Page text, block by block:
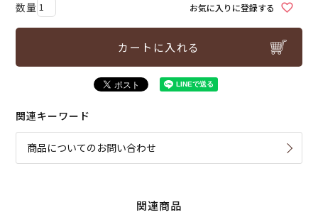
お気に入りに登録する
カートに入れる
関連キーワード
商品についてのお問い合わせ
関連商品